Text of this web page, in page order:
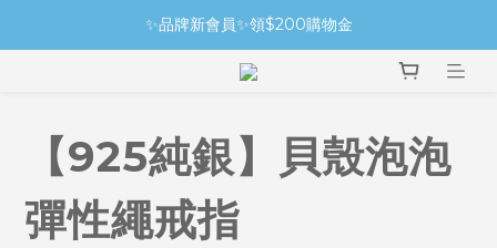
✨品牌新會員✨領$200購物金
【925純銀】貝殼泡泡
彈性繩戒指